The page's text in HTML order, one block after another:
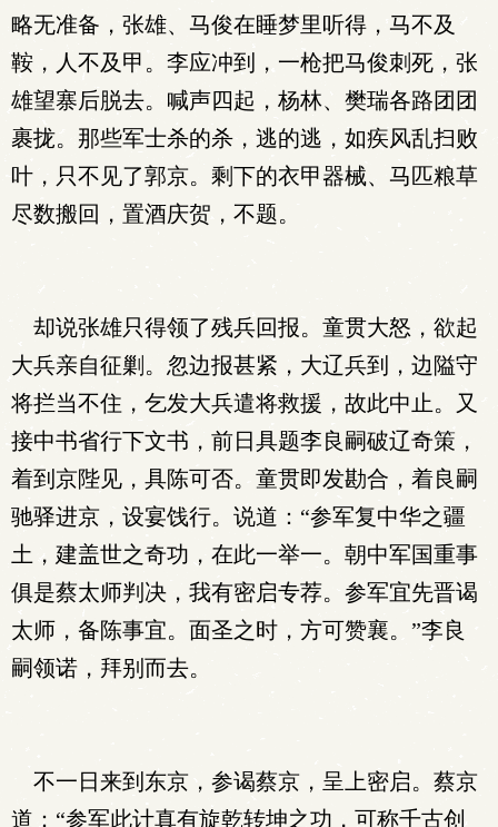
略无准备，张雄、马俊在睡梦里听得，马不及
鞍，人不及甲。李应冲到，一枪把马俊刺死，张
雄望寨后脱去。喊声四起，杨林、樊瑞各路团团
裹拢。那些军士杀的杀，逃的逃，如疾风乱扫败
叶，只不见了郭京。剩下的衣甲器械、马匹粮草
尽数搬回，置酒庆贺，不题。
却说张雄只得领了残兵回报。童贯大怒，欲起
大兵亲自征剿。忽边报甚紧，大辽兵到，边隘守
将拦当不住，乞发大兵遣将救援，故此中止。又
接中书省行下文书，前日具题李良嗣破辽奇策，
着到京陛见，具陈可否。童贯即发勘合，着良嗣
驰驿进京，设宴饯行。说道：“参军复中华之疆
土，建盖世之奇功，在此一举一。朝中军国重事
俱是蔡太师判决，我有密启专荐。参军宜先晋谒
太师，备陈事宜。面圣之时，方可赞襄。”李良
嗣领诺，拜别而去。
不一日来到东京，参谒蔡京，呈上密启。蔡京
道：“参军此计真有旋乾转坤之功，可称千古创